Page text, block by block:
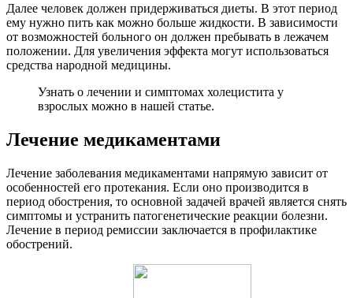
Далее человек должен придерживаться диеты. В этот период
ему нужно пить как можно больше жидкости. В зависимости
от возможностей больного он должен пребывать в лежачем
положении. Для увеличения эффекта могут использоваться
средства народной медицины.
Узнать о лечении и симптомах холецистита у
взрослых можно в нашей статье.
Лечение медикаментами
Лечение заболевания медикаментами напрямую зависит от
особенностей его протекания. Если оно производится в
период обострения, то основной задачей врачей является снять
симптомы и устранить патогенетические реакции болезни.
Лечение в период ремиссии заключается в профилактике
обострений.